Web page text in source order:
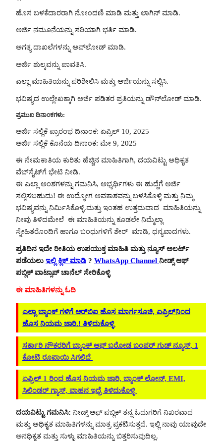
ಹೊಸ ಬಳಕೆದಾರರಾಗಿ ನೋಂದಣಿ ಮಾಡಿ ಮತ್ತು ಲಾಗಿನ್ ಮಾಡಿ.
ಅರ್ಜಿ ನಮೂನೆಯನ್ನು ಸರಿಯಾಗಿ ಭರ್ತಿ ಮಾಡಿ.
ಅಗತ್ಯ ದಾಖಲೆಗಳನ್ನು ಅಪ್‌ಲೋಡ್ ಮಾಡಿ.
ಅರ್ಜಿ ಶುಲ್ಕವನ್ನು ಪಾವತಿಸಿ.
ಎಲ್ಲಾ ಮಾಹಿತಿಯನ್ನು ಪರಿಶೀಲಿಸಿ ಮತ್ತು ಅರ್ಜಿಯನ್ನು ಸಲ್ಲಿಸಿ.
ಭವಿಷ್ಯದ ಉಲ್ಲೇಖಕ್ಕಾಗಿ ಅರ್ಜಿ ಪಡಿತರ ಪ್ರತಿಯನ್ನು ಡೌನ್‌ಲೋಡ್ ಮಾಡಿ.
ಪ್ರಮುಖ ದಿನಾಂಕಗಳು:
ಅರ್ಜಿ ಸಲ್ಲಿಕೆ ಪ್ರಾರಂಭ ದಿನಾಂಕ: ಏಪ್ರಿಲ್ 10, 2025
ಅರ್ಜಿ ಸಲ್ಲಿಕೆ ಕೊನೆಯ ದಿನಾಂಕ: ಮೇ 9, 2025
ಈ ನೇಮಕಾತಿಯ ಕುರಿತು ಹೆಚ್ಚಿನ ಮಾಹಿತಿಗಾಗಿ, ದಯವಿಟ್ಟು ಅಧಿಕೃತ
ವೆಬ್‌ಸೈಟ್‌ಗೆ ಭೇಟಿ ನೀಡಿ.
ಈ ಎಲ್ಲಾ ಅಂಶಗಳನ್ನು ಗಮನಿಸಿ, ಅಭ್ಯರ್ಥಿಗಳು ಈ ಹುದ್ದೆಗೆ ಅರ್ಜಿ
ಸಲ್ಲಿಸಬಹುದು! ಈ ಉದ್ಯೋಗ ಅವಕಾಶವನ್ನು ಬಳಸಿಕೊಳ್ಳಿ ಮತ್ತು ನಿಮ್ಮ
ಭವಿಷ್ಯವನ್ನು ನಿರ್ಮಿಸಿಕೊಳ್ಳಿ.ಮತ್ತು ಇಂತಹ ಉತ್ತಮವಾದ ಮಾಹಿತಿಯನ್ನು
ನೀವು ತಿಳಿದಮೇಲೆ ಈ ಮಾಹಿತಿಯನ್ನು ಕೂಡಲೇ ನಿಮ್ಮೆಲ್ಲಾ
ಸ್ನೇಹಿತರೊಂದಿಗೆ ಹಾಗೂ ಬಂಧುಗಳಿಗೆ ಶೇರ್ ಮಾಡಿ, ಧನ್ಯವಾದಗಳು.
ಪ್ರತಿದಿನ ಇದೇ ರೀತಿಯ ಉಪಯುಕ್ತ ಮಾಹಿತಿ ಮತ್ತು ನ್ಯೂಸ್ ಅಲರ್ಟ್
ಪಡೆಯಲು ಇಲ್ಲಿ ಕ್ಲಿಕ್ ಮಾಡಿ ? WhatsApp Channel ನೀಡ್ಸ್ ಆಫ್
ಪಬ್ಲಿಕ್ ವಾಟ್ಸಾಪ್ ಚಾನೆಲ್ ಸೇರಿಕೊಳ್ಳಿ
ಈ ಮಾಹಿತಿಗಳನ್ನು ಓದಿ
ಎಲ್ಲಾ ಬ್ಯಾಂಕ್ ಗಳಿಗೆ ಆರ್‌ಬಿಐ ಹೊಸ ಮಾರ್ಗಸೂಚಿ, ಏಪ್ರಿಲ್‌ನಿಂದ
ಹೊಸ ನಿಯಮ ಜಾರಿ.! ತಿಳಿದುಕೊಳ್ಳಿ
ಸರ್ಕಾರಿ ನೌಕರರಿಗೆ ಬ್ಯಾಂಕ್ ಆಫ್ ಬರೋಡ ಬಂಪರ್ ಗುಡ್ ನ್ಯೂಸ್, 1
ಕೋಟಿ ರೂಪಾಯಿ ಸಿಗಲಿದೆ
ಏಪ್ರಿಲ್ 1 ರಿಂದ ಹೊಸ ನಿಯಮ ಜಾರಿ, ಬ್ಯಾಂಕ್ ಲೋನ್, EMI,
ಸಿಲಿಂಡರ್ ಗ್ಯಾಸ್, ವಾಹನ ಇದ್ರೆ ತಿಳಿದುಕೊಳ್ಳಿ
ದಯವಿಟ್ಟು ಗಮನಿಸಿ: ನೀಡ್ಸ್ ಆಫ್ ಪಬ್ಲಿಕ್ ತನ್ನ ಓದುಗರಿಗೆ ನಿಖರವಾದ
ಮತ್ತು ಅಧಿಕೃತ ಮಾಹಿತಿಗಳನ್ನು ಮಾತ್ರ ಪ್ರಕಟಿಸುತ್ತದೆ. ಇಲ್ಲಿ ನಾವು ಯಾವುದೇ
ಅನಧಿಕೃತ ಮತ್ತು ಸುಳ್ಳು ಮಾಹಿತಿಯನ್ನು ಬಿತ್ತರಿಸುವುದಿಲ್ಲ.